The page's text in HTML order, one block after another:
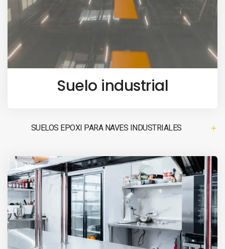
Suelo industrial
SUELOS EPOXI PARA NAVES INDUSTRIALES